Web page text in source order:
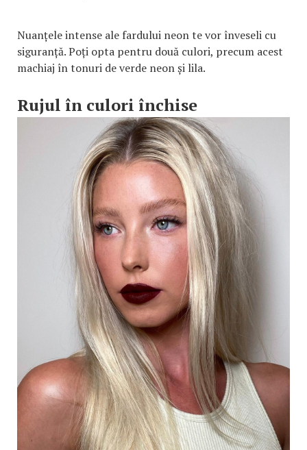
Nuanțele intense ale fardului neon te vor înveseli cu
siguranță. Poți opta pentru două culori, precum acest
machiaj în tonuri de verde neon și lila.
Rujul în culori închise